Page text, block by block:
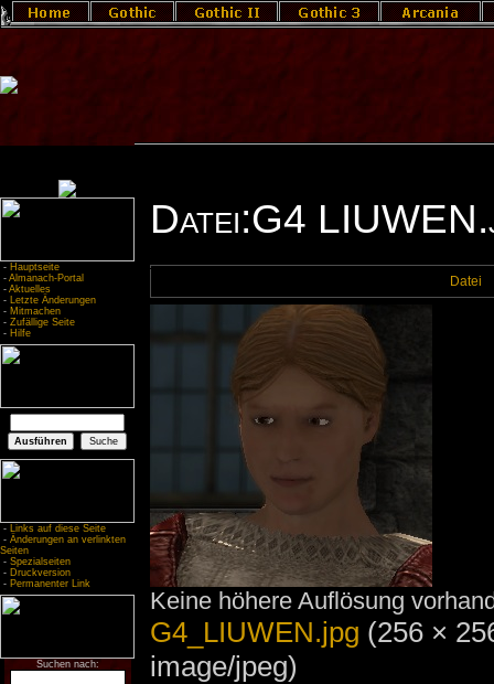
- Hauptseite
- Almanach-Portal
- Aktuelles
- Letzte Änderungen
- Mitmachen
- Zufällige Seite
- Hilfe
- Links auf diese Seite
- Änderungen an verlinkten
Seiten
- Spezialseiten
- Druckversion
- Permanenter Link
Suchen nach:
Datei:G4
Datei
Keine höhere Auflösung
G4_LIUWEN.jpg (256 ×
image/jpeg)